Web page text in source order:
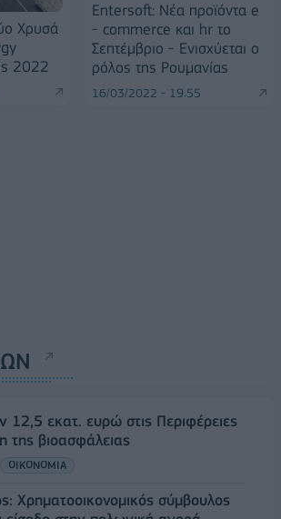
Χρυσά
2022
Entersoft: Νέα προϊόντα e
- commerce και hr το
Σεπτέμβριο - Ενισχύεται ο
ρόλος της Ρουμανίας
16/03/2022 - 19:55
12,5 εκατ. ευρώ στις Περιφέρειες
της βιοασφάλειας
ΟΙΚΟΝΟΜΙΑ
Χρηματοοικονομικός σύμβουλος